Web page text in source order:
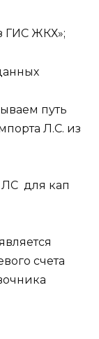
ГИС ЖКХ»;
путь
Л.С. из
для кап
счета